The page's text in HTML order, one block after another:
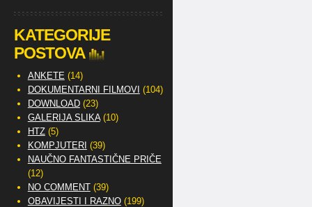
KATEGORIJE
POSTOVA
ANKETE (14)
DOKUMENTARNI FILMOVI (104)
DOWNLOAD(23)
GALERIJA SLIKA(10)
HTZ(5)
KOMPJUTERI (39)
NAUČNO FANTASTIČNE PRIČE
(12)
NO COMMENT(39)
OBAVIJESTI I RAZNO(199)